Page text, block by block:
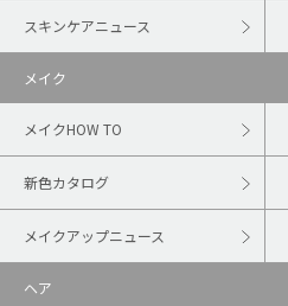
スキンケアニュース
メイク
メイクHOW TO
新色カタログ
メイクアップニュース
ヘア